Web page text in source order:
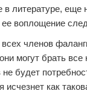
в литературе, еще
ее воплощение
членов
могут брать все
будет
исчезнет как